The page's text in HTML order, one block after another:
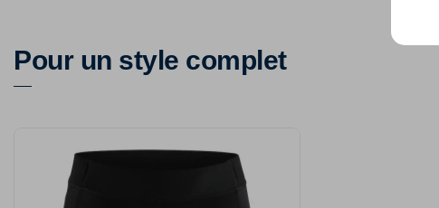
Pour un style complet